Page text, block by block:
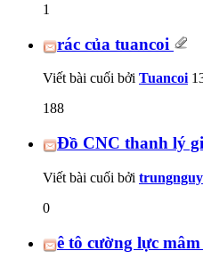
1
rác của tuancoi
Viết bài cuối bởi Tuancoi
188
Đồ CNC thanh lý
Viết bài cuối bởi
0
ê tô cường lực